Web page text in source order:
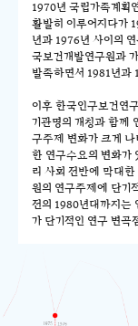
1970년 국립가족계획
활발히 이루어지다가
년과 1976년 사이의
국보건개발연구원과
발족하면서 1981년과
이후 한국인구보건연
기관명의 개칭과 함께
구주제 변화가 크게
한 연구수요의 변화가
리 사회 전반에 막대
원의 연구주제에 단기
전의 1980년대까지는
가 단기적인 연구 변